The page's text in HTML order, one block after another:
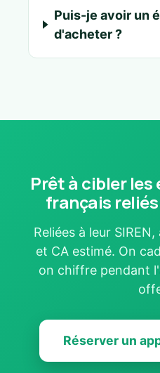
Puis-je avoir un
d'acheter ?
Prêt à cibler
français reliés
Reliées à leur
et CA estimé. On
on chiffre pendant
Réserver un